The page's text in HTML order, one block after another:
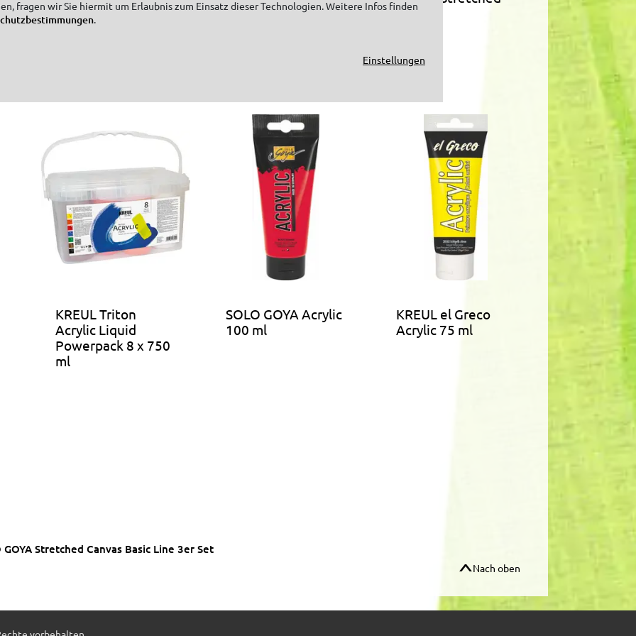
Oil Color 24 x 32
cm 10 Blatt
Board
Canvas
KREUL Triton
Acrylic Liquid
Powerpack 8 x 750
ml
SOLO GOYA Acrylic
100 ml
KREUL el Greco
Acrylic 75 ml
GOYA Stretched Canvas Basic Line 3er Set
Nach oben
fragen wir Sie hiermit um Erlaubnis zum Einsatz dieser Technologien. Weitere Infos finden
.
Einstellungen